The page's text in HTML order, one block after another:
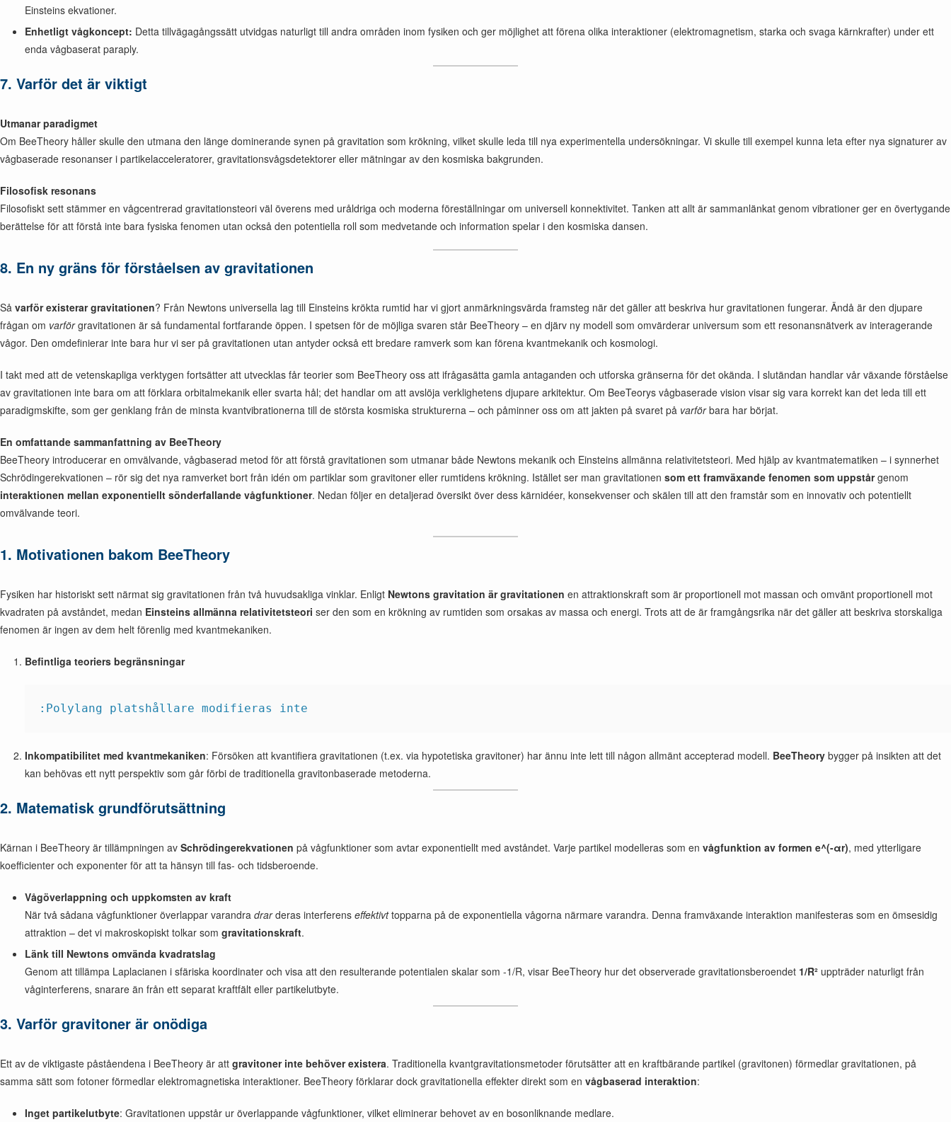
Einsteins ekvationer.
Enhetligt vågkoncept: Detta tillvägagångssätt utvidgas naturligt till andra områden inom fysiken och ger möjlighet att förena olika interaktioner (elektromagnetism, starka och svaga kärnkrafter) under ett
enda vågbaserat paraply.
7. Varför det är viktigt
Utmanar paradigmet
Om BeeTheory håller skulle den utmana den länge dominerande synen på gravitation som krökning, vilket skulle leda till nya experimentella undersökningar. Vi skulle till exempel kunna leta efter nya signaturer av
vågbaserade resonanser i partikelacceleratorer, gravitationsvågsdetektorer eller mätningar av den kosmiska bakgrunden.
Filosofisk resonans
Filosofiskt sett stämmer en vågcentrerad gravitationsteori väl överens med uråldriga och moderna föreställningar om universell konnektivitet. Tanken att allt är sammanlänkat genom vibrationer ger en övertygande
berättelse för att förstå inte bara fysiska fenomen utan också den potentiella roll som medvetande och information spelar i den kosmiska dansen.
8. En ny gräns för förståelsen av gravitationen
Så varför existerar gravitationen? Från Newtons universella lag till Einsteins krökta rumtid har vi gjort anmärkningsvärda framsteg när det gäller att beskriva hur gravitationen fungerar. Ändå är den djupare
frågan om varförgravitationen är så fundamental fortfarande öppen. I spetsen för de möjliga svaren står BeeTheory – en djärv ny modell som omvärderar universum som ett resonansnätverk av interagerande
vågor. Den omdefinierar inte bara hur vi ser på gravitationen utan antyder också ett bredare ramverk som kan förena kvantmekanik och kosmologi.
I takt med att de vetenskapliga verktygen fortsätter att utvecklas får teorier som BeeTheory oss att ifrågasätta gamla antaganden och utforska gränserna för det okända. I slutändan handlar vår växande förståelse
av gravitationen inte bara om att förklara orbitalmekanik eller svarta hål; det handlar om att avslöja verklighetens djupare arkitektur. Om BeeTeorys vågbaserade vision visar sig vara korrekt kan det leda till ett
paradigmskifte, som ger genklang från de minsta kvantvibrationerna till de största kosmiska strukturerna – och påminner oss om att jakten på svaret på varförbara har börjat.
En omfattande sammanfattning av BeeTheory
BeeTheory introducerar en omvälvande, vågbaserad metod för att förstå gravitationen som utmanar både Newtons mekanik och Einsteins allmänna relativitetsteori. Med hjälp av kvantmatematiken – i synnerhet
Schrödingerekvationen – rör sig det nya ramverket bort från idén om partiklar som gravitoner eller rumtidens krökning. Istället ser man gravitationen som ett framväxande fenomen som uppstårgenom
interaktionen mellan exponentiellt sönderfallande vågfunktioner. Nedan följer en detaljerad översikt över dess kärnidéer, konsekvenser och skälen till att den framstår som en innovativ och potentiellt
omvälvande teori.
1. Motivationen bakom BeeTheory
Fysiken har historiskt sett närmat sig gravitationen från två huvudsakliga vinklar. Enligt Newtons gravitation är gravitationen en attraktionskraft som är proportionell mot massan och omvänt proportionell mot
kvadraten på avståndet, medan Einsteins allmänna relativitetsteori ser den som en krökning av rumtiden som orsakas av massa och energi. Trots att de är framgångsrika när det gäller att beskriva storskaliga
fenomen är ingen av dem helt förenlig med kvantmekaniken.
Befintliga teoriers begränsningar
:Polylang platshållare modifieras inte
Inkompatibilitet med kvantmekaniken: Försöken att kvantifiera gravitationen (t.ex. via hypotetiska gravitoner) har ännu inte lett till någon allmänt accepterad modell. BeeTheory bygger på insikten att det
kan behövas ett nytt perspektiv som går förbi de traditionella gravitonbaserade metoderna.
2. Matematisk grundförutsättning
Kärnan i BeeTheory är tillämpningen av Schrödingerekvationen på vågfunktioner som avtar exponentiellt med avståndet. Varje partikel modelleras som en vågfunktion av formen e^(-αr), med ytterligare
koefficienter och exponenter för att ta hänsyn till fas- och tidsberoende.
Vågöverlappning och uppkomsten av kraft
När två sådana vågfunktioner överlappar varandra drarderas interferens effektivttopparna på de exponentiella vågorna närmare varandra. Denna framväxande interaktion manifesteras som en ömsesidig
attraktion – det vi makroskopiskt tolkar som gravitationskraft.
Länk till Newtons omvända kvadratslag
Genom att tillämpa Laplacianen i sfäriska koordinater och visa att den resulterande potentialen skalar som -1/R, visar BeeTheory hur det observerade gravitationsberoendet 1/R² uppträder naturligt från
våginterferens, snarare än från ett separat kraftfält eller partikelutbyte.
3. Varför gravitoner är onödiga
Ett av de viktigaste påståendena i BeeTheory är att gravitoner inte behöver existera. Traditionella kvantgravitationsmetoder förutsätter att en kraftbärande partikel (gravitonen) förmedlar gravitationen, på
samma sätt som fotoner förmedlar elektromagnetiska interaktioner. BeeTheory förklarar dock gravitationella effekter direkt som en vågbaserad interaktion:
Inget partikelutbyte: Gravitationen uppstår ur överlappande vågfunktioner, vilket eliminerar behovet av en bosonliknande medlare.